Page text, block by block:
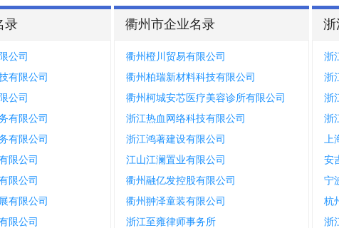
录
公司
有限公司
公司
有限公司
有限公司
限公司
限公司
有限公司
限公司
衢州市企业名录
衢州橙川贸易有限公司
衢州柏瑞新材料科技有限公司
衢州柯城安芯医疗美容诊所有限公司
浙江热血网络科技有限公司
浙江鸿著建设有限公司
江山江澜置业有限公司
衢州融亿发控股有限公司
衢州翀泽童装有限公司
浙江至雍律师事务所
浙
浙
浙
浙
浙
上
安
宁
杭
浙